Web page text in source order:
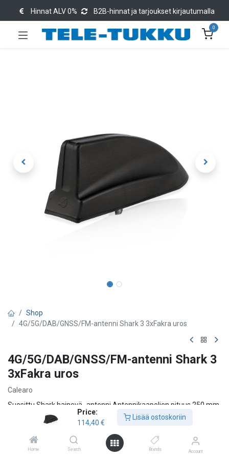
Price:
114,40 €
Lisää ostoskoriin
Home Search Brands Account
Hinnat ALV 0% B2B-hinnat ja tarjoukset kirjautumalla
0
Shop
4G/5G/DAB/GNSS/FM-antenni Shark 3 3xFakra uros
4G/5G/DAB/GNSS/FM-antenni Shark 3
3xFakra uros
Calearo
Suosittu Shark hainevä -antenni Antennikaapelien pituus 250 mm.
12V Phantom jännnite, virrankulutus 50mA max
AM/FM liitin: FAKRA valkoinen uros
DAB liitin: FAKRA musta uros
GNSS liitin: FAKRA sininen uros